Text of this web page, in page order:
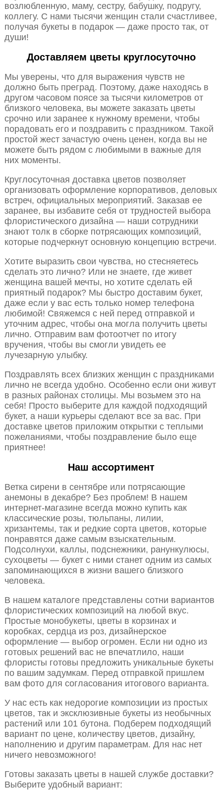
возлюбленную, маму, сестру, бабушку, подругу,
коллегу. С нами тысячи женщин стали счастливее,
получая букеты в подарок — даже просто так, от
души!
Доставляем цветы круглосуточно
Мы уверены, что для выражения чувств не
должно быть преград. Поэтому, даже находясь в
другом часовом поясе за тысячи километров от
близкого человека, вы можете заказать цветы
срочно или заранее к нужному времени, чтобы
порадовать его и поздравить с праздником. Такой
простой жест зачастую очень ценен, когда вы не
можете быть рядом с любимыми в важные для
них моменты.
Круглосуточная доставка цветов позволяет
организовать оформление корпоративов, деловых
встреч, официальных мероприятий. Заказав ее
заранее, вы избавите себя от трудностей выбора
флористического дизайна — наши сотрудники
знают толк в сборке потрясающих композиций,
которые подчеркнут основную концепцию встречи.
Хотите выразить свои чувства, но стесняетесь
сделать это лично? Или не знаете, где живет
женщина вашей мечты, но хотите сделать ей
приятный подарок? Мы быстро доставим букет,
даже если у вас есть только номер телефона
любимой! Свяжемся с ней перед отправкой и
уточним адрес, чтобы она могла получить цветы
лично. Отправим вам фотоотчет по итогу
вручения, чтобы вы смогли увидеть ее
лучезарную улыбку.
Поздравлять всех близких женщин с праздниками
лично не всегда удобно. Особенно если они живут
в разных районах столицы. Мы возьмем это на
себя! Просто выберите для каждой подходящий
букет, а наши курьеры сделают все за вас. При
доставке цветов приложим открытки с теплыми
пожеланиями, чтобы поздравление было еще
приятнее!
Наш ассортимент
Ветка сирени в сентябре или потрясающие
анемоны в декабре? Без проблем! В нашем
интернет-магазине всегда можно купить как
классические розы, тюльпаны, лилии,
хризантемы, так и редкие сорта цветов, которые
понравятся даже самым взыскательным.
Подсолнухи, каллы, подснежники, ранункулюсы,
сухоцветы — букет с ними станет одним из самых
запоминающихся в жизни вашего близкого
человека.
В нашем каталоге представлены сотни вариантов
флористических композиций на любой вкус.
Простые монобукеты, цветы в корзинах и
коробках, сердца из роз, дизайнерское
оформление — выбор огромен. Если ни одно из
готовых решений вас не впечатлило, наши
флористы готовы предложить уникальные букеты
по вашим задумкам. Перед отправкой пришлем
вам фото для согласования итогового варианта.
У нас есть как недорогие композиции из простых
цветов, так и эксклюзивные букеты из необычных
растений или 101 бутона. Подберем подходящий
вариант по цене, количеству цветов, дизайну,
наполнению и другим параметрам. Для нас нет
ничего невозможного!
Готовы заказать цветы в нашей службе доставки?
Выберите удобный вариант: